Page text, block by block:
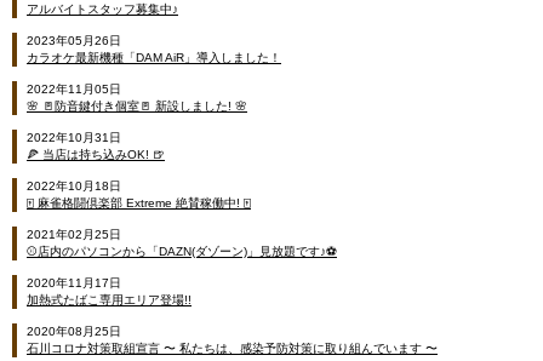
アルバイトスタッフ募集中♪
2023年05月26日
カラオケ最新機種「DAM AiR」導入しました！
2022年11月05日
🌸 🚪防音鍵付き個室🚪 新設しました! 🌸
2022年10月31日
🍕 当店は持ち込みOK! 🍺
2022年10月18日
🀄 麻雀格闘倶楽部 Extreme 絶賛稼働中! 🀄
2021年02月25日
⚾店内のパソコンから「DAZN(ダゾーン)」見放題です♪⚽
2020年11月17日
加熱式たばこ専用エリア登場!!
2020年08月25日
石川コロナ対策取組宣言 〜 私たちは、感染予防対策に取り組んでいます 〜